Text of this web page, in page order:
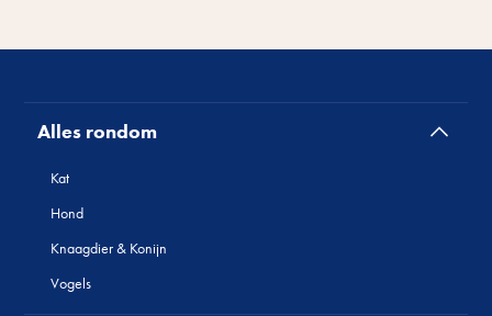
Alles rondom
Kat
Hond
Knaagdier & Konijn
Vogels